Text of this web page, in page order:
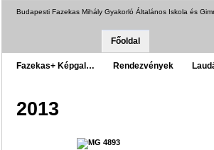
Budapesti Fazekas Mihály Gyakorló Általános Iskola és
Főoldal
Fazekas+ Képgal… Rendezvények
2013